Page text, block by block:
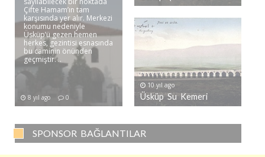
Çifte Hamam’ın tam
karşısında yer alır. Merkezi
konumu nedeniyle
Üsküp’ü gezen hemen
herkes, gezintisi esnasında
bu caminin önünden
geçmiştir. ..
8 yıl ago 0
10 yıl ago
Üsküp Su Kemeri
SPONSOR BAĞLANTILAR